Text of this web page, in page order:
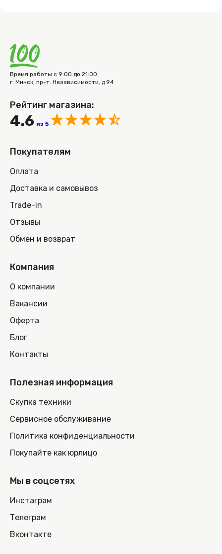
Время работы с 9:00 до 21:00
г. Минск, пр-т. Независимости, д.94
Рейтинг магазина:
4.6 из 5
Покупателям
Оплата
Доставка и самовывоз
Trade-in
Отзывы
Обмен и возврат
Компания
О компании
Вакансии
Оферта
Блог
Контакты
Полезная информация
Скупка техники
Сервисное обслуживание
Политика конфиденциальности
Покупайте как юрлицо
Мы в соцсетях
Инстаграм
Телеграм
Вконтакте